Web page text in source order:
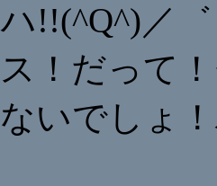
!!(^Q^)／
！だって
いでしょ